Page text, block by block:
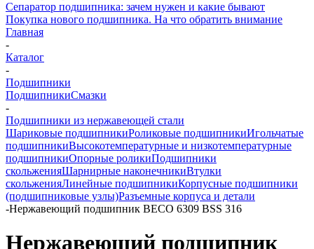
Сепаратор подшипника: зачем нужен и какие бывают
Покупка нового подшипника. На что обратить внимание
Главная
-
Каталог
-
Подшипники
ПодшипникиСмазки
-
Подшипники из нержавеющей стали
Шариковые подшипникиРоликовые подшипникиИгольчатые
подшипникиВысокотемпературные и низкотемпературные
подшипникиОпорные роликиПодшипники
скольженияШарнирные наконечникиВтулки
скольженияЛинейные подшипникиКорпусные подшипники
(подшипниковые узлы)Разъемные корпуса и детали
-Нержавеющий подшипник BECO 6309 BSS 316
Нержавеющий подшипник